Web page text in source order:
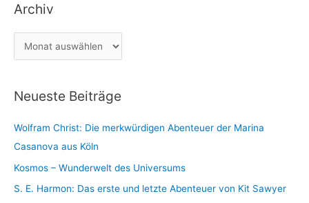
c
h
e
e
Archiv
r
h
v
Neueste Beiträge
Wolfram Christ: Die merkwürdigen Abenteuer der Marina
Casanova aus Köln
Kosmos – Wunderwelt des Universums
S. E. Harmon: Das erste und letzte Abenteuer von Kit Sawyer